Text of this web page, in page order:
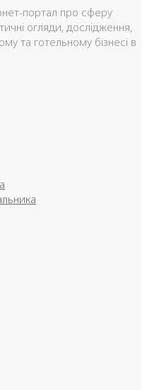
портал про сферу
огляди, дослідження,
та готельному бізнесі в